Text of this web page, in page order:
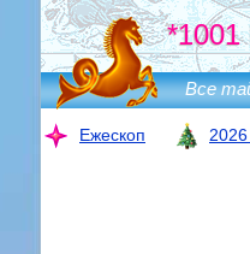
Все
Ежескоп 2026